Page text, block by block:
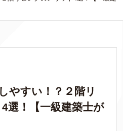
やすい！？２階リ
選！【一級建築士が